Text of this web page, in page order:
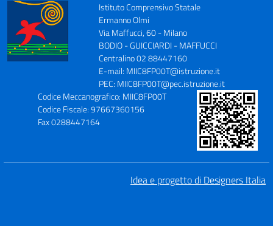
Istituto Comprensivo Statale
Ermanno Olmi
Via Maffucci, 60 - Milano
BODIO - GUICCIARDI - MAFFUCCI
Centralino 02 88447160
E-mail: MIIC8FP00T@istruzione.it
PEC: MIIC8FP00T@pec.istruzione.it
Codice Meccanografico: MIIC8FP00T
Codice Fiscale: 97667360156
Fax 0288447164
Idea e progetto di Designers Italia